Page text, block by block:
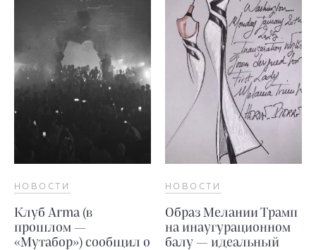
НОВОСТИ
Клуб Arma (в
прошлом —
«Мутабор») сообщил о
НОВОСТИ
Образ Мелании Трамп
на инаугурационном
балу — идеальный